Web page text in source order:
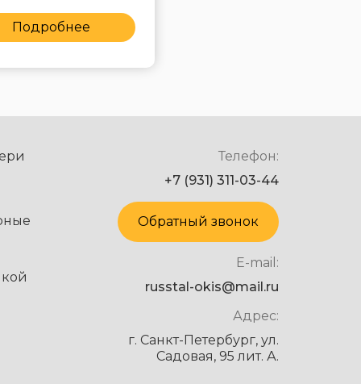
Подробнее
Телефон:
+7 (931) 311-03-44
Обратный звонок
E-mail:
russtal-okis@mail.ru
Адрес:
г. Санкт-Петербург, ул.
Садовая, 95 лит. А.